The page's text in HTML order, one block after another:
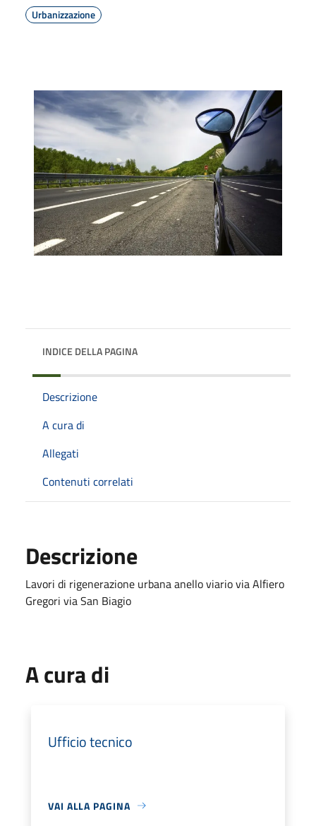
Urbanizzazione
INDICE DELLA PAGINA
Descrizione
A cura di
Allegati
Contenuti correlati
Descrizione
Lavori di rigenerazione urbana anello viario via Alfiero
Gregori via San Biagio
A cura di
Ufficio tecnico
VAI ALLA PAGINA